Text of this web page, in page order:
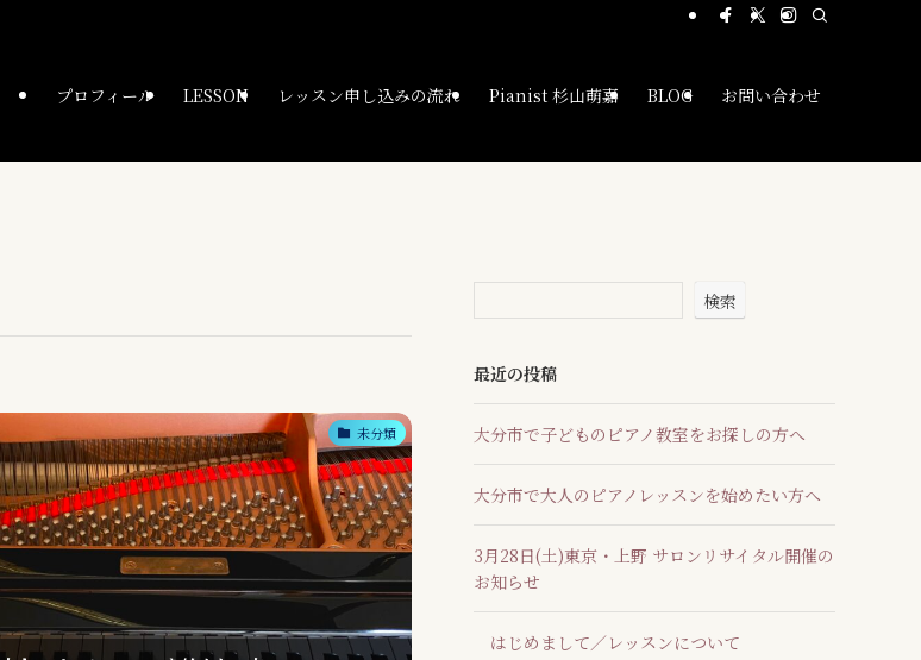
プロフィール LESSON ️レッスン申し込みの流れ Pianist 杉山萌嘉 BLOG お問い合わせ
未分類
検索
最近の投稿
大分市で子どものピアノ教室をお探しの方へ
大分市で大人のピアノレッスンを始めたい方へ
3月28日(土)東京・上野 サロンリサイタル開催の
お知らせ
はじめまして／レッスンについて